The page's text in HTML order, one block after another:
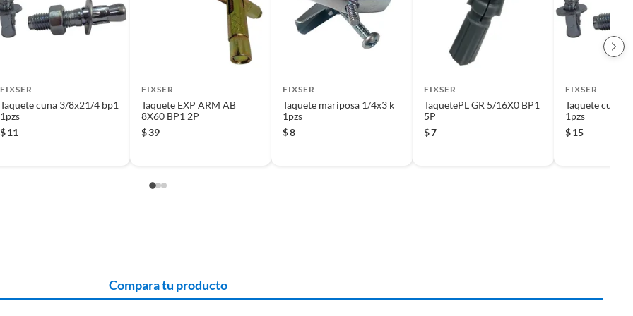
los hace resistentes y duraderos. Su color blanco se
1 taquete, lo que te permite realizar tus proyectos de
adquieras fijaciones para madera, ya que te serán de
adquirir tuercas y rondanas, que te ayudarán a
FIXSER
Taquete cuna 3/8x21/4 bp1
1pzs
$11
FIXSER
Taquete EXP ARM AB
8X60 BP1 2P
$39
FIXSER
Taquete mariposa 1/4x3 k
1pzs
$8
FIXSER
TaquetePL GR 5/16X0 BP1
5P
$7
FIXSER
Taquete cuna
1pzs
$15
Compara tu producto